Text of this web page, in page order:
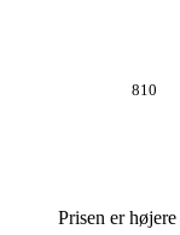
810
Prisen er højere